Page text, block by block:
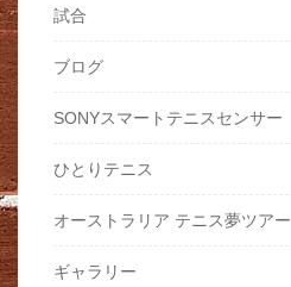
試合
ブログ
SONYスマートテニスセンサー
ひとりテニス
オーストラリア テニス夢ツアー
ギャラリー